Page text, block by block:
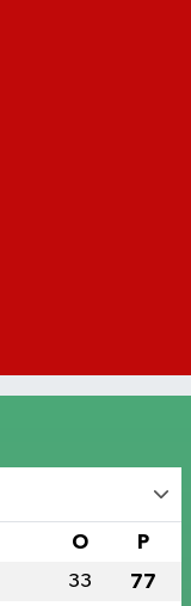
O P
33 77